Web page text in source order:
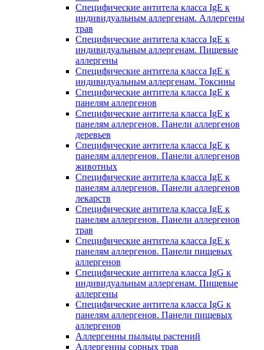
Специфические антитела класса IgE к
индивидуальным аллергенам. Аллергены
трав
Специфические антитела класса IgE к
индивидуальным аллергенам. Пищевые
аллергены
Специфические антитела класса IgE к
индивидуальным аллергенам. Токсины
Специфические антитела класса IgE к
панелям аллергенов
Специфические антитела класса IgE к
панелям аллергенов. Панели аллергенов
деревьев
Специфические антитела класса IgE к
панелям аллергенов. Панели аллергенов
животных
Специфические антитела класса IgE к
панелям аллергенов. Панели аллергенов
лекарств
Специфические антитела класса IgE к
панелям аллергенов. Панели аллергенов
трав
Специфические антитела класса IgE к
панелям аллергенов. Панели пищевых
аллергенов
Специфические антитела класса IgG к
индивидуальным аллергенам. Пищевые
аллергены
Специфические антитела класса IgG к
панелям аллергенов. Панели пищевых
аллергенов
Аллергенны пыльцы растений
Аллергенны сорных трав